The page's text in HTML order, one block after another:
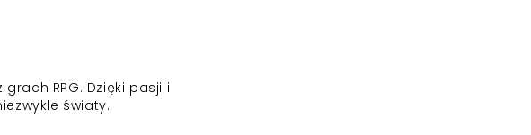
RPG. Dzięki pasji i
światy.